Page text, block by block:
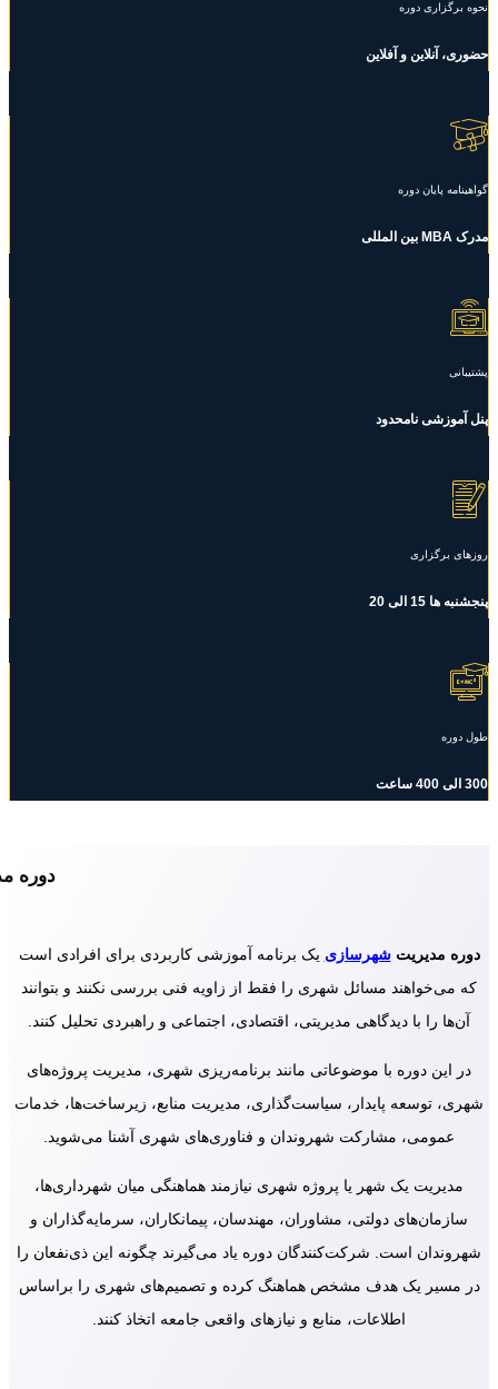
نحوه برگزاری دوره
حضوری، آنلاین و آفلاین
گواهینامه پایان دوره
مدرک MBA بین المللی
پشتیبانی
پنل آموزشی نامحدود
روزهای برگزاری
پنجشنبه ها 15 الی 20
طول دوره
300 الی 400 ساعت
دوره
دوره مدیریتشهرسازی یک برنامه آموزشی کاربردی برای افرادی است
که می‌خواهند مسائل شهری را فقط از زاویه فنی بررسی نکنند و بتوانند
آن‌ها را با دیدگاهی مدیریتی، اقتصادی، اجتماعی و راهبردی تحلیل کنند.
در این دوره با موضوعاتی مانند برنامه‌ریزی شهری، مدیریت پروژه‌های
شهری، توسعه پایدار، سیاست‌گذاری، مدیریت منابع، زیرساخت‌ها، خدمات
عمومی، مشارکت شهروندان و فناوری‌های شهری آشنا می‌شوید.
مدیریت یک شهر یا پروژه شهری نیازمند هماهنگی میان شهرداری‌ها،
سازمان‌های دولتی، مشاوران، مهندسان، پیمانکاران، سرمایه‌گذاران و
شهروندان است. شرکت‌کنندگان دوره یاد می‌گیرند چگونه این ذی‌نفعان را
در مسیر یک هدف مشخص هماهنگ کرده و تصمیم‌های شهری را براساس
اطلاعات، منابع و نیازهای واقعی جامعه اتخاذ کنند.